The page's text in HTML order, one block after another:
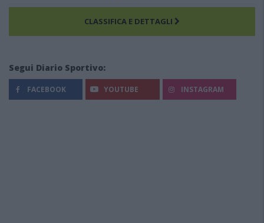
CLASSIFICA E DETTAGLI
Segui Diario Sportivo:
FACEBOOK YOUTUBE INSTAGRAM